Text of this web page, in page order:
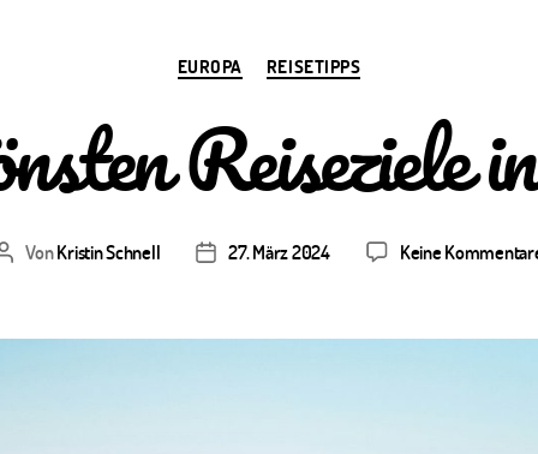
Kategorien
EUROPA REISETIPPS
Reiseziele
Beitragsautor
VonKristin Schnell Veröffentlichungsdatum
27. März 2024 Keine